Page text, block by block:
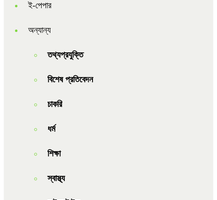
ই-পেপার
অন্যান্য
তথ্যপ্রযুক্তি
বিশেষ প্রতিবেদন
চাকরি
ধর্ম
শিক্ষা
স্বাস্থ্য